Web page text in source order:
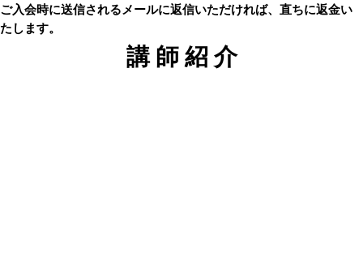
ご入会時に送信されるメールに返信いただければ、直ちに返金い
たします。
講 師 紹 介